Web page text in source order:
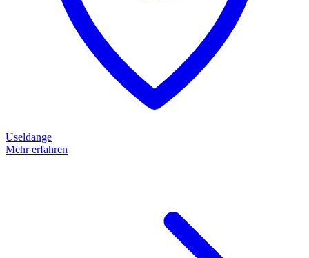
Useldange
Mehr erfahren